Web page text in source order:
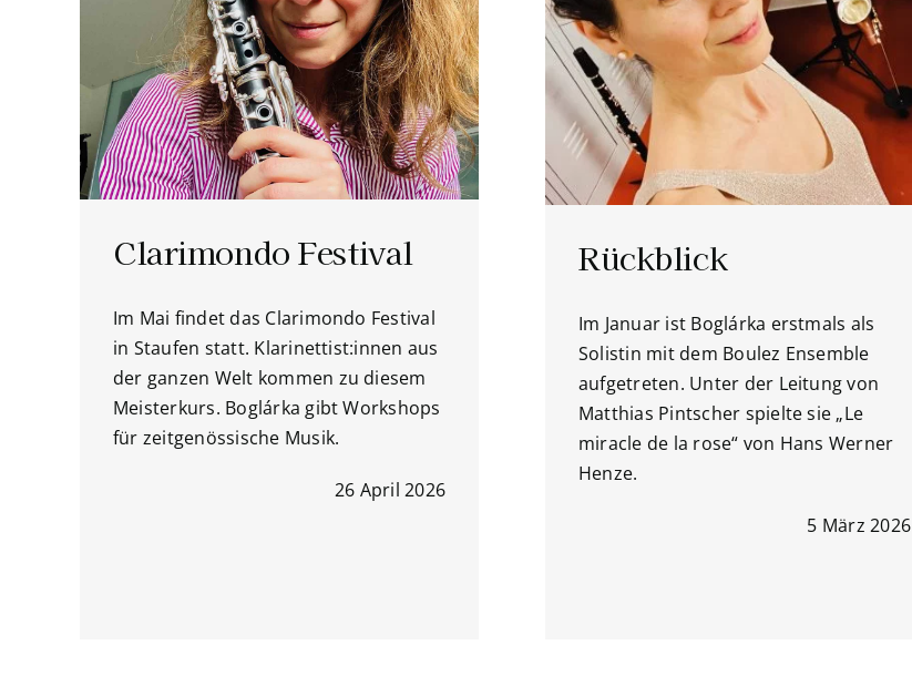
Clarimondo Festival
Im Mai findet das Clarimondo Festival
in Staufen statt. Klarinettist:innen aus
der ganzen Welt kommen zu diesem
Meisterkurs. Boglárka gibt Workshops
für zeitgenössische Musik.
26 April 2026
Rückblick
Im Januar ist Boglárka erstmals als
Solistin mit dem Boulez Ensemble
aufgetreten. Unter der Leitung von
Matthias Pintscher spielte sie „Le
miracle de la rose“ von Hans Werner
Henze.
5 März 2026